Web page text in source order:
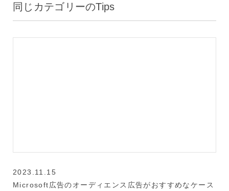
同じカテゴリーのTips
2023.11.15
Microsoft広告のオーディエンス広告がおすすめなケース